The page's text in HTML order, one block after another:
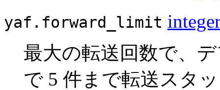
yaf.forward_limit
最大の転送回数で、
で 5 件まで転送スタ